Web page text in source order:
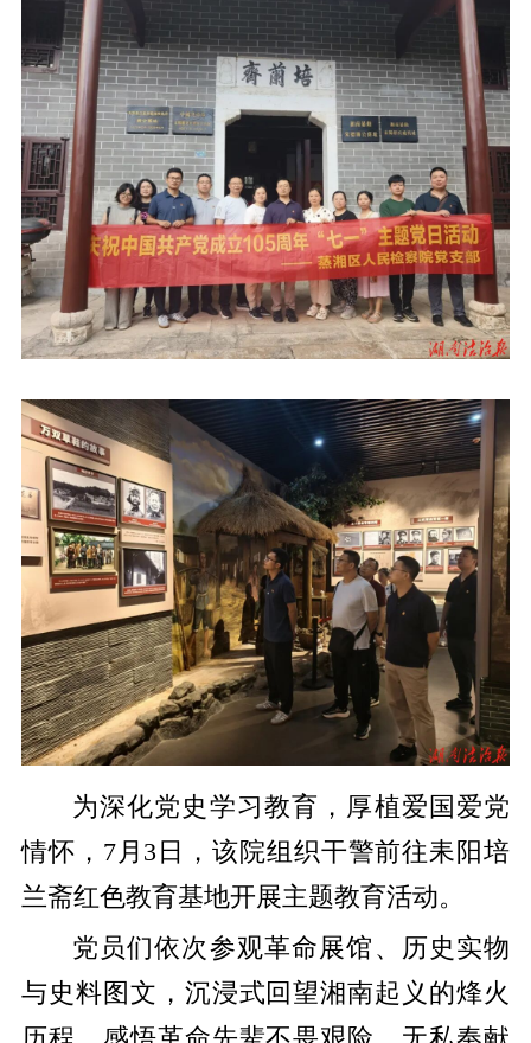
为深化党史学习教育，厚植爱国爱党
情怀，7月3日，该院组织干警前往耒阳培
兰斋红色教育基地开展主题教育活动。
党员们依次参观革命展馆、历史实物
与史料图文，沉浸式回望湘南起义的烽火